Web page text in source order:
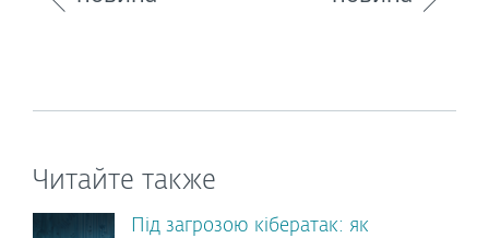
Читайте также
Під загрозою кібератак: як